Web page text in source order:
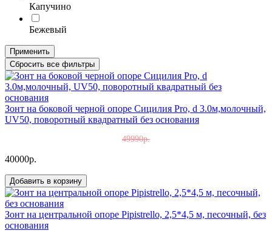
Капучино
Бежевый
Применить
Сбросить все фильтры
Зонт на боковой черной опоре Сицилия Pro, d 3.0м,молочный,
UV50, поворотный квадратный без основания
49990р.
40000р.
Добавить в корзину
Зонт на центральной опоре Pipistrello, 2,5*4,5 м, песочный, без
основания